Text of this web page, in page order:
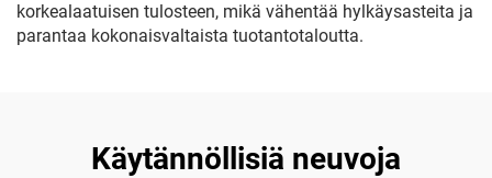
korkealaatuisen tulosteen, mikä vähentää hylkäysasteita ja
parantaa kokonaisvaltaista tuotantotaloutta.
Käytännöllisiä neuvoja